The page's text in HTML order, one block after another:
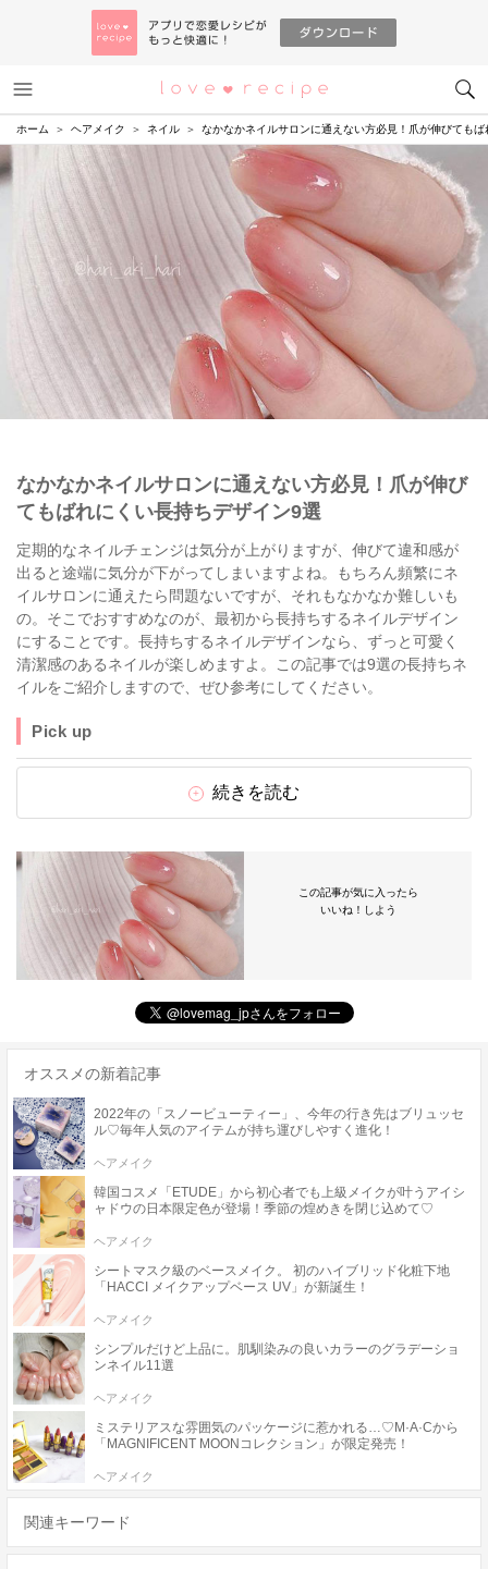
恋愛レシピ
ホーム ヘアメイク ネイル なかなかネイルサロンに通えない方必見！爪が伸びても
なかなかネイルサロンに通えない方必見！爪が伸び
てもばれにくい長持ちデザイン9選
定期的なネイルチェンジは気分が上がりますが、伸びて違和感が
出ると途端に気分が下がってしまいますよね。もちろん頻繁にネ
イルサロンに通えたら問題ないですが、それもなかなか難しいも
の。そこでおすすめなのが、最初から長持ちするネイルデザイン
にすることです。長持ちするネイルデザインなら、ずっと可愛く
清潔感のあるネイルが楽しめますよ。この記事では9選の長持ちネ
イルをご紹介しますので、ぜひ参考にしてください。
Pick up
続きを読む
この記事が気に入ったら
いいね！しよう
オススメの新着記事
2022年の「スノービューティー」、今年の行き先はブリュッセ
ル♡毎年人気のアイテムが持ち運びしやすく進化！
ヘアメイク
韓国コスメ「ETUDE」から初心者でも上級メイクが叶うアイシ
ャドウの日本限定色が登場！季節の煌めきを閉じ込めて♡
ヘアメイク
シートマスク級のベースメイク。 初のハイブリッド化粧下地
「HACCI メイクアップベース UV」が新誕生！
ヘアメイク
シンプルだけど上品に。肌馴染みの良いカラーのグラデーショ
ンネイル11選
ヘアメイク
ミステリアスな雰囲気のパッケージに惹かれる…♡M·A·Cから
「MAGNIFICENT MOONコレクション」が限定発売！
ヘアメイク
関連キーワード